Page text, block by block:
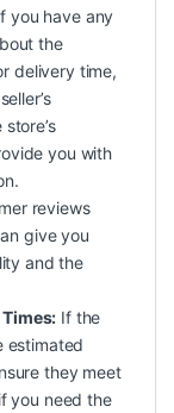
you have any
the
delivery time,
you with
reviews
give you
and the
If the
estimated
they meet
you need the